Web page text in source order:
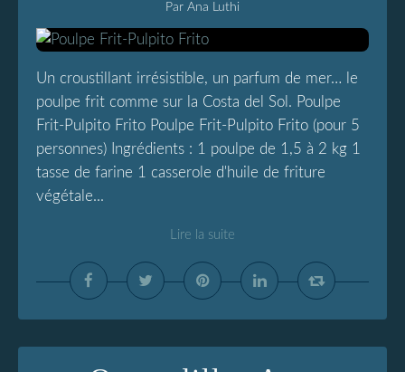
Par Ana Luthi
Un croustillant irrésistible, un parfum de mer… le
poulpe frit comme sur la Costa del Sol. Poulpe
Frit-Pulpito Frito Poulpe Frit-Pulpito Frito (pour 5
personnes) Ingrédients : 1 poulpe de 1,5 à 2 kg 1
tasse de farine 1 casserole d'huile de friture
végétale...
Lire la suite